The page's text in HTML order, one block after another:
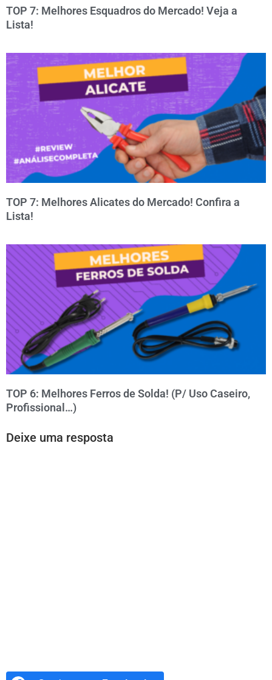
TOP 7: Melhores Esquadros do Mercado! Veja a
Lista!
TOP 7: Melhores Alicates do Mercado! Confira a
Lista!
TOP 6: Melhores Ferros de Solda! (P/ Uso Caseiro,
Profissional…)
Deixe uma resposta